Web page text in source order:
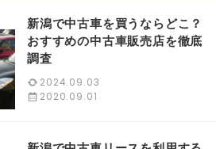
新潟で中古車を買うならどこ？
おすすめの中古車販売店を徹底
調査
2024.09.03
2020.09.01